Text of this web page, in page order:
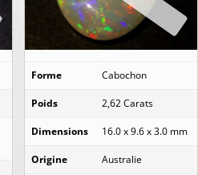
Forme Cabochon
Poids 2,62 Carats
Dimensions 16.0 x 9.6 x 3.0 mm
Origine Australie